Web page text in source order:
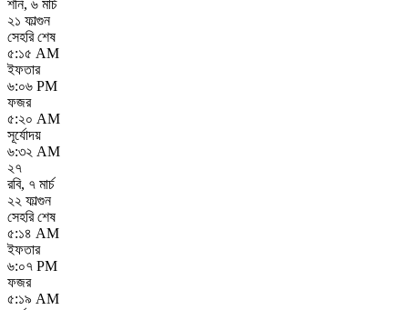
শনি, ৬ মার্চ
২১ ফাল্গুন
সেহরি শেষ
৫:১৫ AM
ইফতার
৬:০৬ PM
ফজর
৫:২০ AM
সূর্যোদয়
৬:৩২ AM
২৭
রবি, ৭ মার্চ
২২ ফাল্গুন
সেহরি শেষ
৫:১৪ AM
ইফতার
৬:০৭ PM
ফজর
৫:১৯ AM